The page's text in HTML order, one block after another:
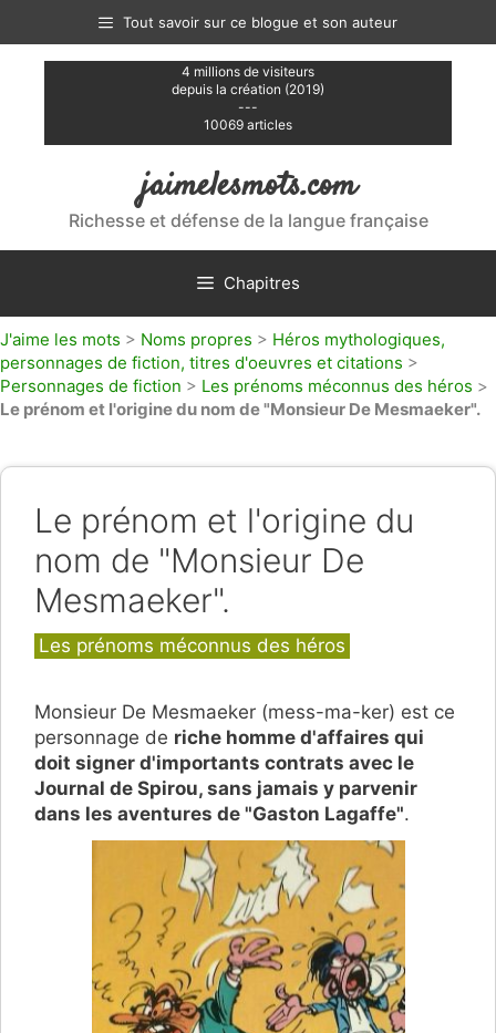
contenu
Tout savoir sur ce blogue et son auteur
4 millions de visiteurs
depuis la création (2019)
---
10069 articles
jaimelesmots.com
Richesse et défense de la langue française
Chapitres
J'aime les mots > Noms propres > Héros mythologiques,
personnages de fiction, titres d'oeuvres et citations >
Personnages de fiction > Les prénoms méconnus des héros >
Le prénom et l'origine du nom de "Monsieur De Mesmaeker".
Le prénom et l'origine du
nom de "Monsieur De
Mesmaeker".
Catégories
Les prénoms méconnus des héros
Monsieur De Mesmaeker (mess-ma-ker) est ce
personnage de riche homme d'affaires qui
doit signer d'importants contrats avec le
Journal de Spirou, sans jamais y parvenir
dans les aventures de "Gaston Lagaffe".